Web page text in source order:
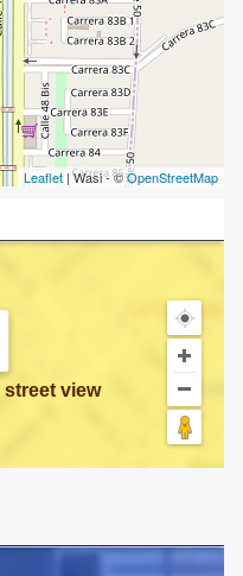
Leaflet | Wasi - ©OpenStreetMap
street view